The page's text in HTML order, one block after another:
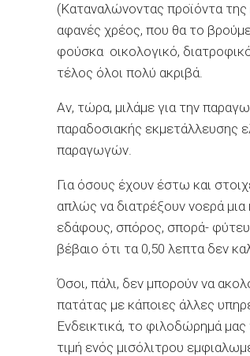
(Καταναλώνοντας προϊόντα της
αφανές χρέος, που θα το
φούσκα οικολογικό,
τέλος όλοι πολύ ακριβά.
Αν, τώρα, μιλάμε για την
παραδοσιακής εκμετάλλευσης
παραγωγών.
Για όσους έχουν έστω και
απλώς να διατρέξουν νοερά
εδάφους, σπόρος, σπορά-
βέβαιο ότι τα 0,50 λεπτα δεν
Όσοι, πάλι, δεν μπορούν να
πατάτας με κάποιες άλλες
Ενδεικτικά, το φιλοδώρημά
τιμή ενός μισόλιτρου